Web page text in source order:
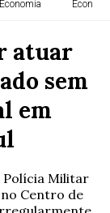
Economia
atuar
sem
em
Polícia Militar
Centro de